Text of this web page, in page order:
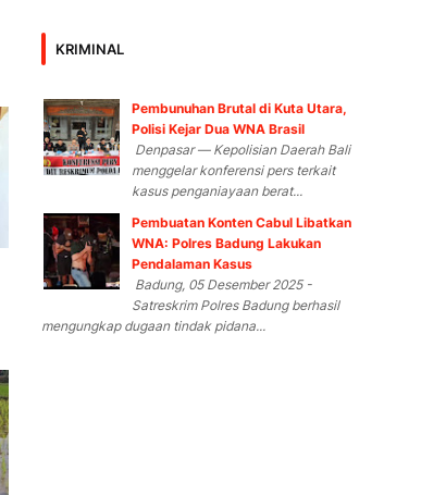
KRIMINAL
Pembunuhan Brutal di Kuta Utara,
Polisi Kejar Dua WNA Brasil
Denpasar — Kepolisian Daerah Bali
menggelar konferensi pers terkait
kasus penganiayaan berat...
Pembuatan Konten Cabul Libatkan
WNA: Polres Badung Lakukan
Pendalaman Kasus
Badung, 05 Desember 2025 -
Satreskrim Polres Badung berhasil
mengungkap dugaan tindak pidana...